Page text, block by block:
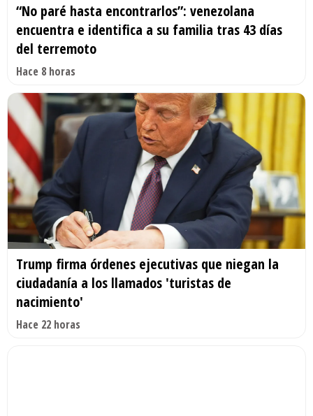
“No paré hasta encontrarlos”: venezolana
encuentra e identifica a su familia tras 43 días
del terremoto
Hace 8 horas
Trump firma órdenes ejecutivas que niegan la
ciudadanía a los llamados 'turistas de
nacimiento'
Hace 22 horas